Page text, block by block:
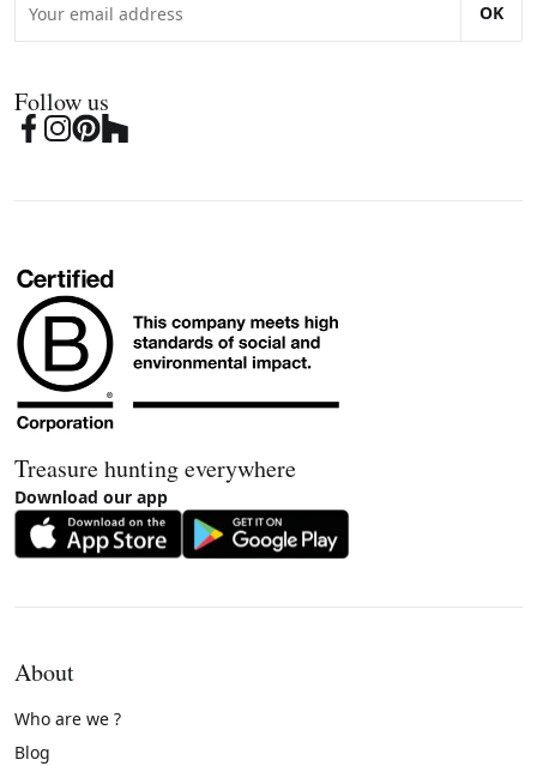
OK
Follow us
Treasure hunting everywhere
Download our app
About
Who are we ?
Blog